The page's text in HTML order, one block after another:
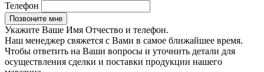
Телефон
Укажите Ваше Имя Отчество и телефон.
Наш менеджер свяжется с Вами в самое ближайшее время.
Чтобы ответить на Ваши вопросы и уточнить детали для
осуществления сделки и поставки продукции нашего